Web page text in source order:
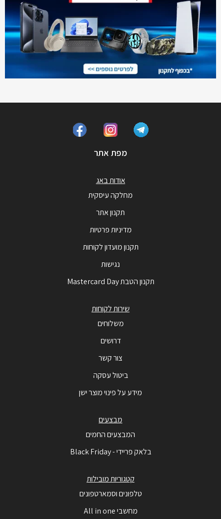
מפת אתר
אודות באג
מחלקה עיסקית
תקנון אתר
מדיניות פרטיות
תקנון מועדון לקוחות
נגישות
תקנון הטבת Mastercard Day
שירות לקוחות
משלוחים
דרושים
צור קשר
ביטול עסקה
מידע על פינוי מוצר ישן
מבצעים
המבצעים החמים
בלאק פריידי - Black Friday
קטגוריות מובילות
טלפונים וסמארטפונים
מחשבי All in one